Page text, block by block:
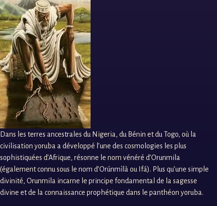
Dans les terres ancestrales du Nigeria, du Bénin et du Togo, où la
civilisation yoruba a développé l’une des cosmologies les plus
sophistiquées d’Afrique, résonne le nom vénéré d’Orunmila
(également connu sous le nom d’Orúnmìlà ou Ifá). Plus qu’une simple
divinité, Orunmila incarne le principe fondamental de la sagesse
divine et de la connaissance prophétique dans le panthéon yoruba.